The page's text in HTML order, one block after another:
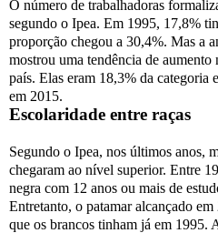
O número de trabalhadoras
segundo o Ipea. Em 1995, 17,8%
proporção chegou a 30,4%. Mas a
mostrou uma tendência de aumento
país. Elas eram 18,3% da categoria
em 2015.
Escolaridade entre raças
Segundo o Ipea, nos últimos anos,
chegaram ao nível superior. Entre
negra com 12 anos ou mais de
Entretanto, o patamar alcançado
que os brancos tinham já em 1995.